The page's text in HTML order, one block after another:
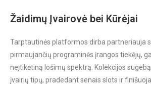
Žaidimų Įvairovė bei Kūrėjai
Tarptautinės platformos dirba partneriauja
pirmaujančių programinės įrangos tiekėjų,
neįtikėtiną lošimų spektrą. Kolekcijos
įvairių tipų, pradedant senais slots ir